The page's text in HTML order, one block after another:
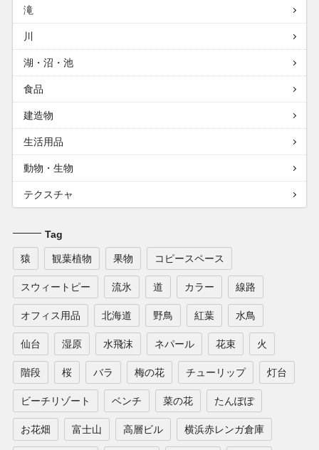
滝
川
湖・沼・池
食品
建造物
生活用品
動物・生物
テクスチャ
Tag
猿 観葉植物 果物 コピースペース
スウィートピー 流氷 道 カラー 線路
オフィス用品 北海道 野鳥 紅葉 水鳥
仙台 湿原 水飛沫 ネパール 花束 火
階段 桜 バラ 梅の花 チューリップ 灯台
ビーチリゾート ベンチ 菜の花 たんぽぽ
お花畑 富士山 高層ビル 横浜赤レンガ倉庫